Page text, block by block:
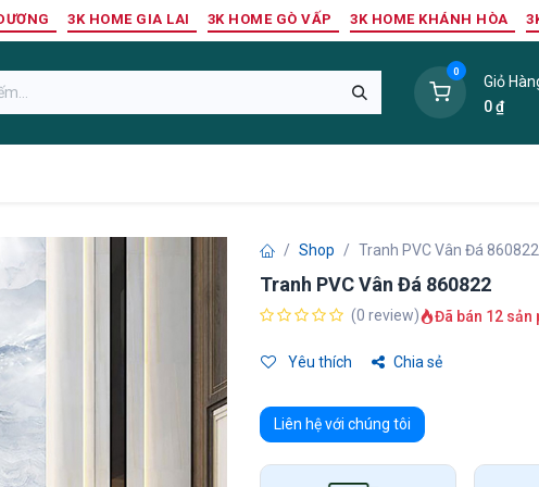
3K HOME GIA LAI 3K HOME GÒ VẤP 3K HOME KHÁNH HÒA
0
Giỏ
0₫
Shop Tranh PVC Vân Đá 860822
Tranh PVC Vân Đá 860822
(0 review) Đã bán 12 sản
Yêu thích Chia sẻ
Liên hệ với chúng tôi